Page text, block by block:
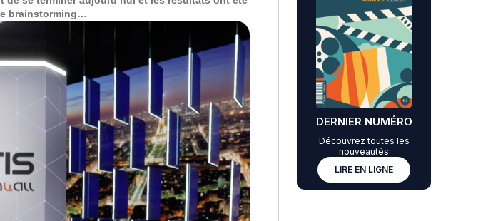
brainstorming…
DERNIER NUMÉRO
Découvrez toutes les
nouveautés
LIRE EN LIGNE